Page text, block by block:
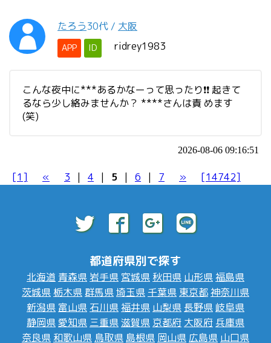
たろう30代 / 大阪
APP ID ridrey1983
こんな夜中に***あるかなーって思ったり❗️❗️ 起きて
るなら少し絡みませんか？ ****さんは責 めます
(笑)
2026-08-06 09:16:51
[1] « 3 | 4 | 5 | 6 | 7 » [14742]
都道府県別で探す
北海道 青森県 岩手県 宮城県 秋田県 山形県福島県
茨城県 栃木県群馬県埼玉県 千葉県 東京都神奈川県
新潟県 富山県 石川県福井県 山梨県 長野県 岐阜県
静岡県愛知県 三重県滋賀県 京都府 大阪府 兵庫県
奈良県 和歌山県 鳥取県 島根県 岡山県 広島県 山口県